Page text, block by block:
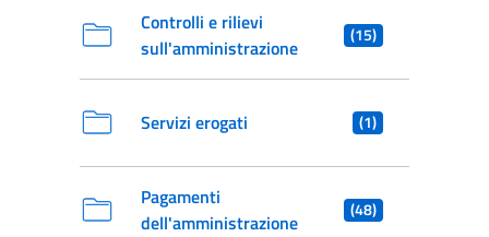
Controlli e rilievi
sull'amministrazione
(15)
Servizi erogati (1)
Pagamenti
dell'amministrazione
(48)